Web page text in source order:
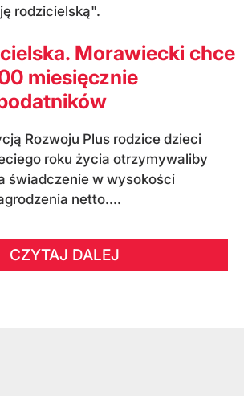
rodzicielską".
Morawiecki chce
miesięcznie
Rozwoju Plus rodzice dzieci
roku życia otrzymywaliby
świadczenie w wysokości
netto....
CZYTAJ DALEJ